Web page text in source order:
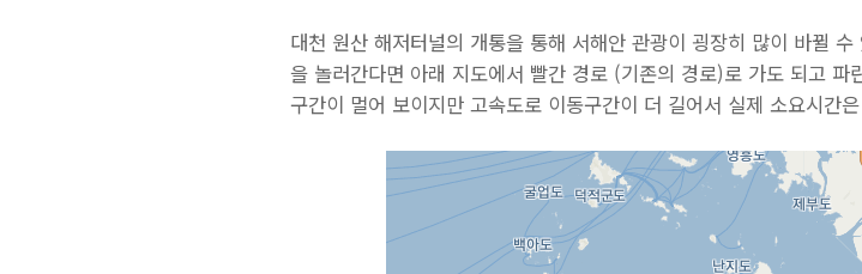
대천 원산 해저터널의 개통을 통해 서해안 관광이 굉장히 많이 바뀔
을 놀러간다면 아래 지도에서 빨간 경로 (기존의 경로)로 가도 되고
구간이 멀어 보이지만 고속도로 이동구간이 더 길어서 실제 소요시간